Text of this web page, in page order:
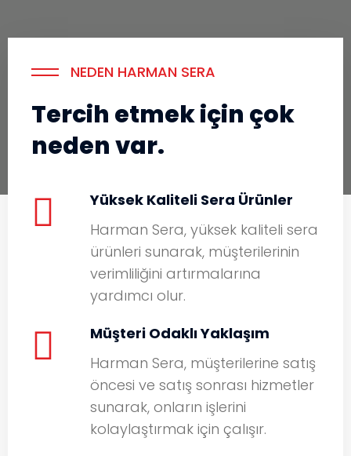
NEDEN HARMAN SERA
Tercih etmek için çok
neden var.
Yüksek Kaliteli Sera Ürünler
Harman Sera, yüksek kaliteli sera
ürünleri sunarak, müşterilerinin
verimliliğini artırmalarına
yardımcı olur.
Müşteri Odaklı Yaklaşım
Harman Sera, müşterilerine satış
öncesi ve satış sonrası hizmetler
sunarak, onların işlerini
kolaylaştırmak için çalışır.